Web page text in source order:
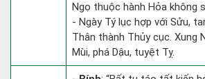
Ngọ thuộc hành Hỏa không
- Ngày Tý lục hợp với Sửu,
Thân thành Thủy cục. Xung
Mùi, phá Dậu, tuyệt Tỵ.